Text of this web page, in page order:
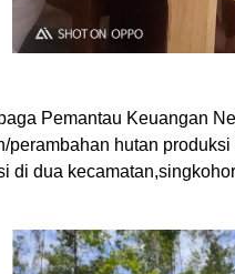
Pemantau Keuangan
perambahan hutan
di dua